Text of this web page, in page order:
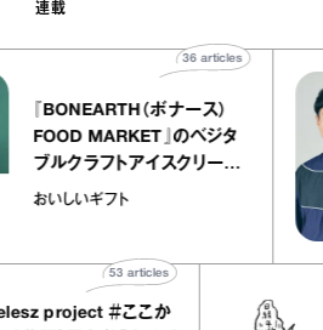
連載
『BONEARTH（ボナース）
FOOD MARKET』のベジタ
ブルクラフトアイスクリーム
｜真野知子の「おいしいギフ
おいしいギフト
36articles
＃ここか
articles